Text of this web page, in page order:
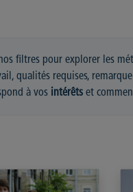
filtres pour explorer les
qualités requises,
à vos intérêts et